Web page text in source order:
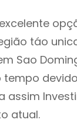
táo
Sao
atual.